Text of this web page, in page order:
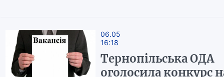
06.05
16:18
Тернопільська ОДА
оголосила конкурс